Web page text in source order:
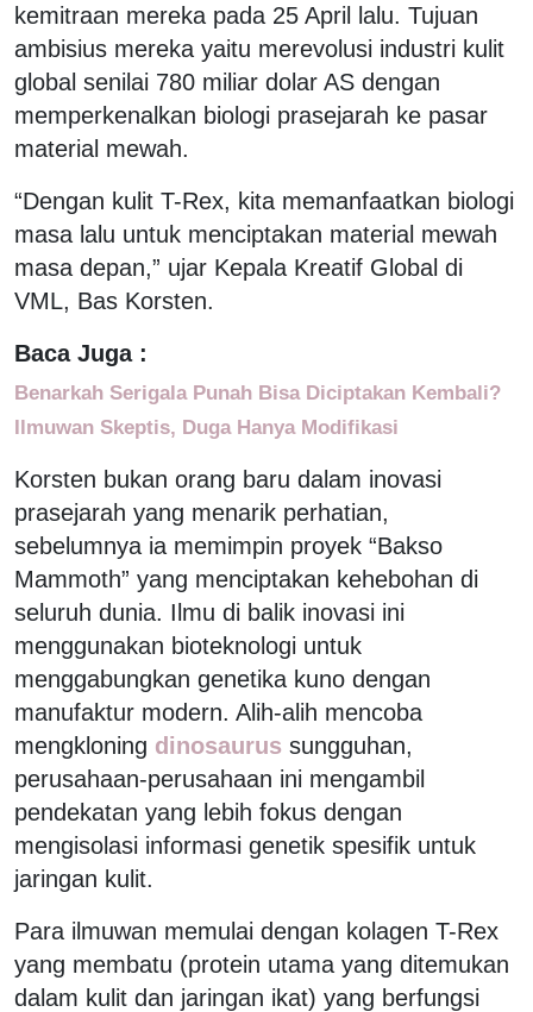
kemitraan mereka pada 25 April lalu. Tujuan
ambisius mereka yaitu merevolusi industri kulit
global senilai 780 miliar dolar AS dengan
memperkenalkan biologi prasejarah ke pasar
material mewah.
“Dengan kulit T-Rex, kita memanfaatkan biologi
masa lalu untuk menciptakan material mewah
masa depan,” ujar Kepala Kreatif Global di
VML, Bas Korsten.
Baca Juga :
Benarkah Serigala Punah Bisa Diciptakan Kembali?
Ilmuwan Skeptis, Duga Hanya Modifikasi
Korsten bukan orang baru dalam inovasi
prasejarah yang menarik perhatian,
sebelumnya ia memimpin proyek “Bakso
Mammoth” yang menciptakan kehebohan di
seluruh dunia. Ilmu di balik inovasi ini
menggunakan bioteknologi untuk
menggabungkan genetika kuno dengan
manufaktur modern. Alih-alih mencoba
mengkloning dinosaurus sungguhan,
perusahaan-perusahaan ini mengambil
pendekatan yang lebih fokus dengan
mengisolasi informasi genetik spesifik untuk
jaringan kulit.
Para ilmuwan memulai dengan kolagen T-Rex
yang membatu (protein utama yang ditemukan
dalam kulit dan jaringan ikat) yang berfungsi